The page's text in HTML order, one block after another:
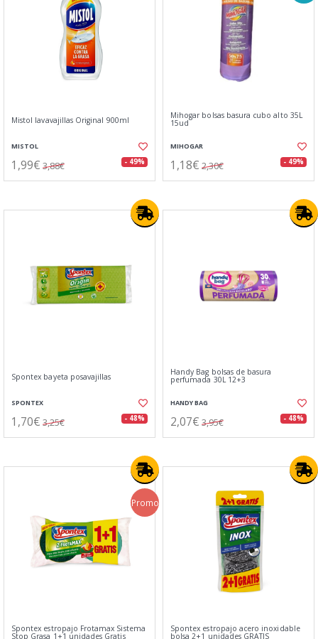
Mistol lavavajillas Original 900ml
MISTOL
1,99€ 3,88€ - 49%
Mihogar bolsas basura cubo alto 35L
15ud
MIHOGAR
1,18€ 2,30€ - 49%
Spontex bayeta posavajillas
SPONTEX
1,70€ 3,25€ - 48%
Handy Bag bolsas de basura
perfumada 30L 12+3
HANDY BAG
2,07€ 3,95€ - 48%
Promo
Spontex estropajo Frotamax Sistema
Stop Grasa 1+1 unidades Gratis
Spontex estropajo acero inoxidable
bolsa 2+1 unidades GRATIS